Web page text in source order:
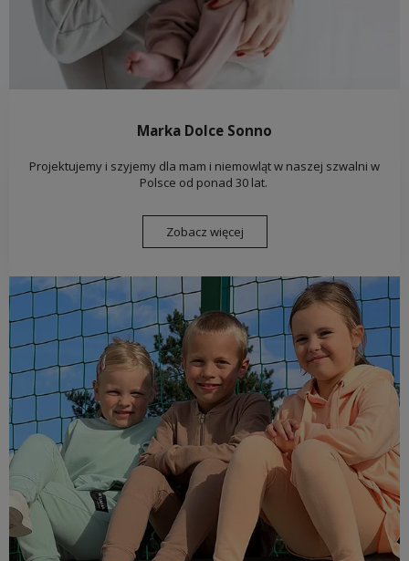
Marka Dolce Sonno
Projektujemy i szyjemy dla mam i niemowląt w naszej szwalni w
Polsce od ponad 30 lat.
Zobacz więcej